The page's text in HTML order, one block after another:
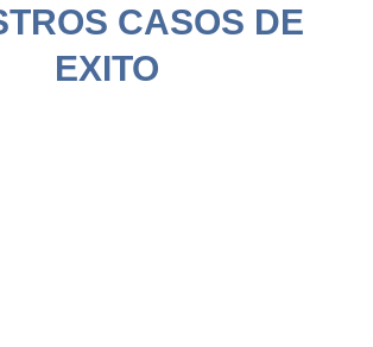
CASOS DE
EXITO